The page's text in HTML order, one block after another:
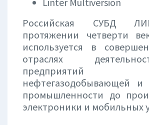
Российская СУБД
протяжении четверти
используется в
отраслях
предприятий
нефтегазодобывающей и
промышленности до
электроники и мобильных